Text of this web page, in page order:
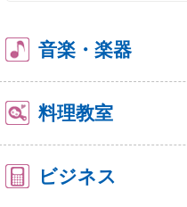
音楽・楽器
料理教室
ビジネス